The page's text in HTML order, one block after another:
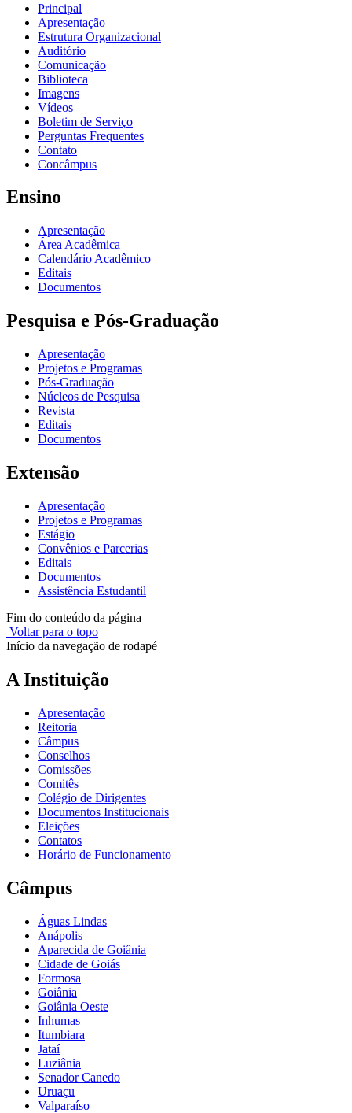
Principal
Apresentação
Estrutura Organizacional
Auditório
Comunicação
Biblioteca
Imagens
Vídeos
Boletim de Serviço
Perguntas Frequentes
Contato
Concâmpus
Ensino
Apresentação
Área Acadêmica
Calendário Acadêmico
Editais
Documentos
Pesquisa e Pós-Graduação
Apresentação
Projetos e Programas
Pós-Graduação
Núcleos de Pesquisa
Revista
Editais
Documentos
Extensão
Apresentação
Projetos e Programas
Estágio
Convênios e Parcerias
Editais
Documentos
Assistência Estudantil
Fim do conteúdo da página
Voltar para o topo
Início da navegação de rodapé
A Instituição
Apresentação
Reitoria
Câmpus
Conselhos
Comissões
Comitês
Colégio de Dirigentes
Documentos Institucionais
Eleições
Contatos
Horário de Funcionamento
Câmpus
Águas Lindas
Anápolis
Aparecida de Goiânia
Cidade de Goiás
Formosa
Goiânia
Goiânia Oeste
Inhumas
Itumbiara
Jataí
Luziânia
Senador Canedo
Uruaçu
Valparaíso